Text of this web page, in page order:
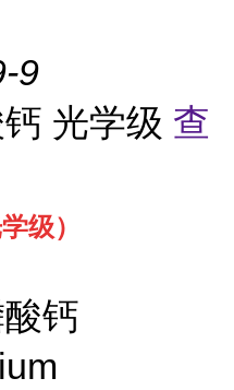
9
光学级 查
级）
钙